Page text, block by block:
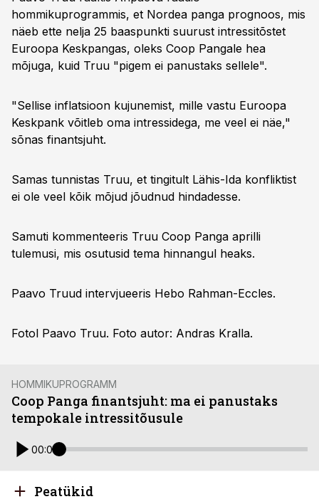
hommikuprogrammis, et Nordea panga prognoos, mis
näeb ette nelja 25 baaspunkti suurust intressitõstet
Euroopa Keskpangas, oleks Coop Pangale hea
mõjuga, kuid Truu "pigem ei panustaks sellele".
"Sellise inflatsioon kujunemist, mille vastu Euroopa
Keskpank võitleb oma intressidega, me veel ei näe,"
sõnas finantsjuht.
Samas tunnistas Truu, et tingitult Lähis-Ida konfliktist
ei ole veel kõik mõjud jõudnud hindadesse.
Samuti kommenteeris Truu Coop Panga aprilli
tulemusi, mis osutusid tema hinnangul heaks.
Paavo Truud intervjueeris Hebo Rahman-Eccles.
Fotol Paavo Truu. Foto autor: Andras Kralla.
HOMMIKUPROGRAMM
Coop Panga finantsjuht: ma ei panustaks
tempokale intressitõusule
00:00
Peatükid